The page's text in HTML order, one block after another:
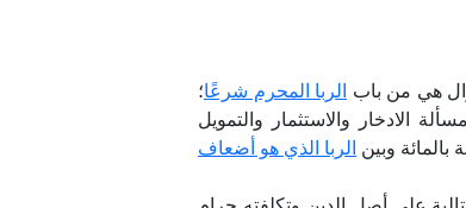
هي من باب الربا المحرم شرعًا؛
الادخار والاستثمار والتمويل
وبين الربا الذي هو أضعاف